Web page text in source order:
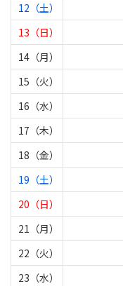
12（土）
13（日）
14（月）
15（火）
16（水）
17（木）
18（金）
19（土）
20（日）
21（月）
22（火）
23（水）